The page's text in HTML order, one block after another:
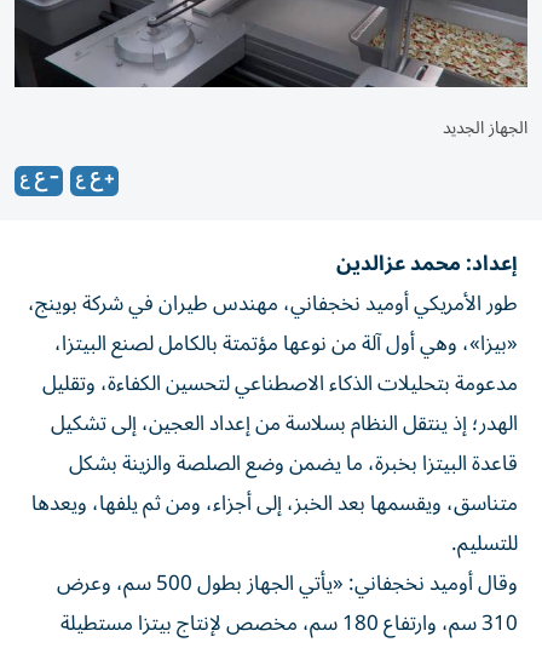
الجهاز الجديد
إعداد: محمد عزالدين
طور الأمريكي أوميد نخجفاني، مهندس طيران في شركة بوينج،
«بيزا»، وهي أول آلة من نوعها مؤتمتة بالكامل لصنع البيتزا،
مدعومة بتحليلات الذكاء الاصطناعي لتحسين الكفاءة، وتقليل
الهدر؛ إذ ينتقل النظام بسلاسة من إعداد العجين، إلى تشكيل
قاعدة البيتزا بخبرة، ما يضمن وضع الصلصة والزينة بشكل
متناسق، ويقسمها بعد الخبز، إلى أجزاء، ومن ثم يلفها، ويعدها
للتسليم.
وقال أوميد نخجفاني: «يأتي الجهاز بطول 500 سم، وعرض
310 سم، وارتفاع 180 سم، مخصص لإنتاج بيتزا مستطيلة